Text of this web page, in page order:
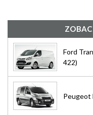
Ford
422)
Peugeot